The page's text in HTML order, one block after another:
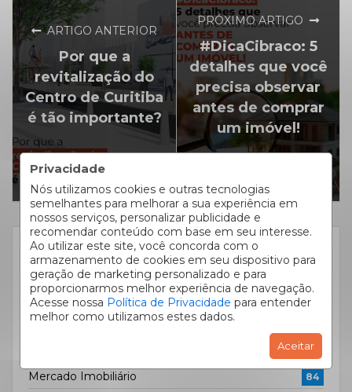
Privacidade
Nós utilizamos cookies e outras tecnologias
semelhantes para melhorar a sua experiência em
nossos serviços, personalizar publicidade e
recomendar conteúdo com base em seu interesse.
Ao utilizar este site, você concorda com o
armazenamento de cookies em seu dispositivo para
geração de marketing personalizado e para
proporcionarmos melhor experiência de navegação.
Acesse nossa Política de Privacidade para entender
melhor como utilizamos estes dados.
Aceitar
ARTIGO ANTERIOR
Por que a
revitalização do
Centro de Curitiba
é tão importante?
PRÓXIMO ARTIGO
#DicaCibraco: 5
detalhes que você
precisa observar
antes de comprar
um imóvel!
CATEGORIAS
Alugar Imóveis
Comprar Imóveis 50
26
Mercado Imobiliário 84